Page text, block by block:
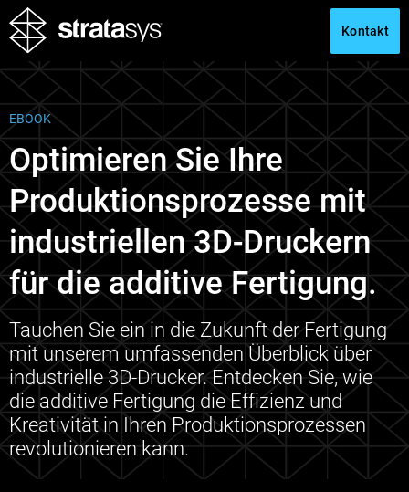
Kontakt
EBOOK
Optimieren Sie Ihre
Produktionsprozesse mit
industriellen 3D-Druckern
für die additive Fertigung.
Tauchen Sie ein in die Zukunft der Fertigung
mit unserem umfassenden Überblick über
industrielle 3D-Drucker. Entdecken Sie, wie
die additive Fertigung die Effizienz und
Kreativität in Ihren Produktionsprozessen
revolutionieren kann.